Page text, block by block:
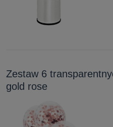
Zestaw 6
gold rose